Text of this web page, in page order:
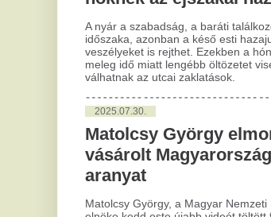
Stikában végeztek nemváltó
műtéteket, lecsaptak a
orvosokra
Két kiskunhalasi orvost fogtak el és vettek
rendőrök, akik a helyi kórházban, munkaidőn
közleményében a Bács-Kiskun Megyei Rendőr-
főkapitányság a police.hu oldalon.
A rovat további cikkei »